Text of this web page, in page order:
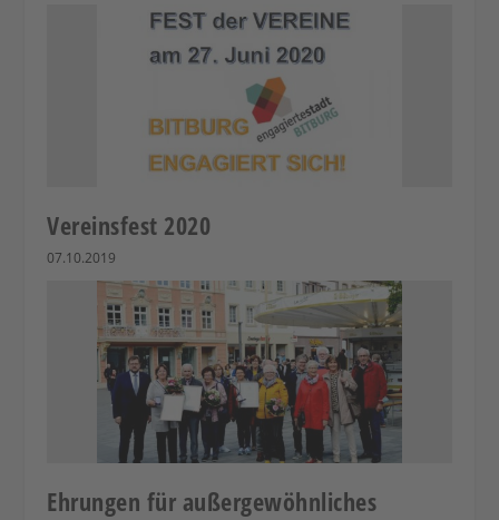
Vereinsfest 2020
07.10.2019
Ehrungen für außergewöhnliches